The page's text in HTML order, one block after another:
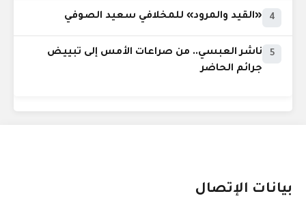
4 «القيد والمرود» للمخلافي سعيد الصوفي
5
ناشر العبسي.. من صراعات الأمس إلى تبييض
جرائم الحاضر
بيانات الإتصال